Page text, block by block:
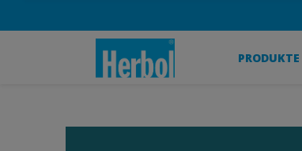
PRODUKTE